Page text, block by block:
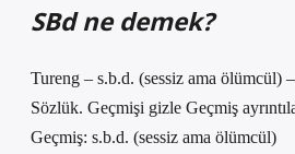
SBd ne demek?
Tureng – s.b.d. (sessiz ama ölümcül)
Sözlük. Geçmişi gizle Geçmiş
Geçmiş: s.b.d. (sessiz ama ölümcül)